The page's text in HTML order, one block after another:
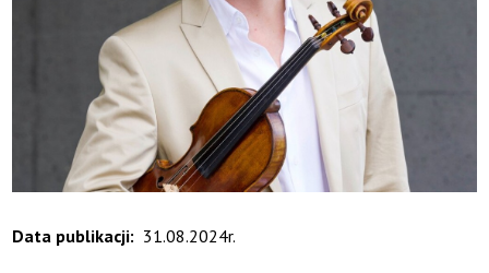
Data publikacji 31.08.2024r.